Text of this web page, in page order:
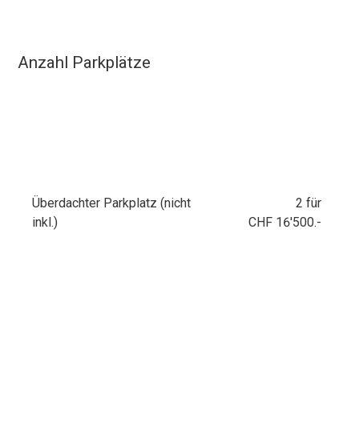
Anzahl Parkplätze
Überdachter Parkplatz (nicht
inkl.)
2 für
CHF 16'500.-